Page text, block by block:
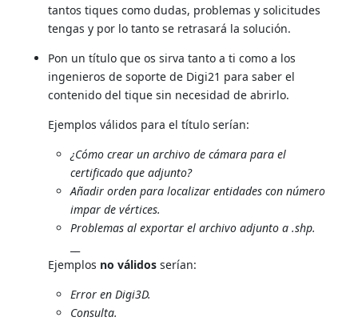
tantos tiques como dudas, problemas y solicitudes
tengas y por lo tanto se retrasará la solución.
Pon un título que os sirva tanto a ti como a los
ingenieros de soporte de Digi21 para saber el
contenido del tique sin necesidad de abrirlo.
Ejemplos válidos para el título serían:
¿Cómo crear un archivo de cámara para el
certificado que adjunto?
Añadir orden para localizar entidades con número
impar de vértices.
Problemas al exportar el archivo adjunto a .shp.
Ejemplos no válidosserían:
Error en Digi3D.
Consulta.